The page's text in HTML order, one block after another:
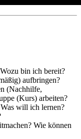
bin ich bereit?
aufbringen?
(Nachhilfe,
(Kurs) arbeiten?
will ich lernen?
Wie können